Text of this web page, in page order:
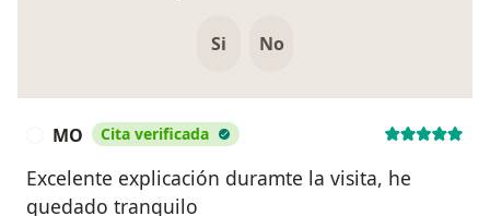
Si No
MO Cita verificada
Excelente explicación duramte la visita, he
quedado tranquilo